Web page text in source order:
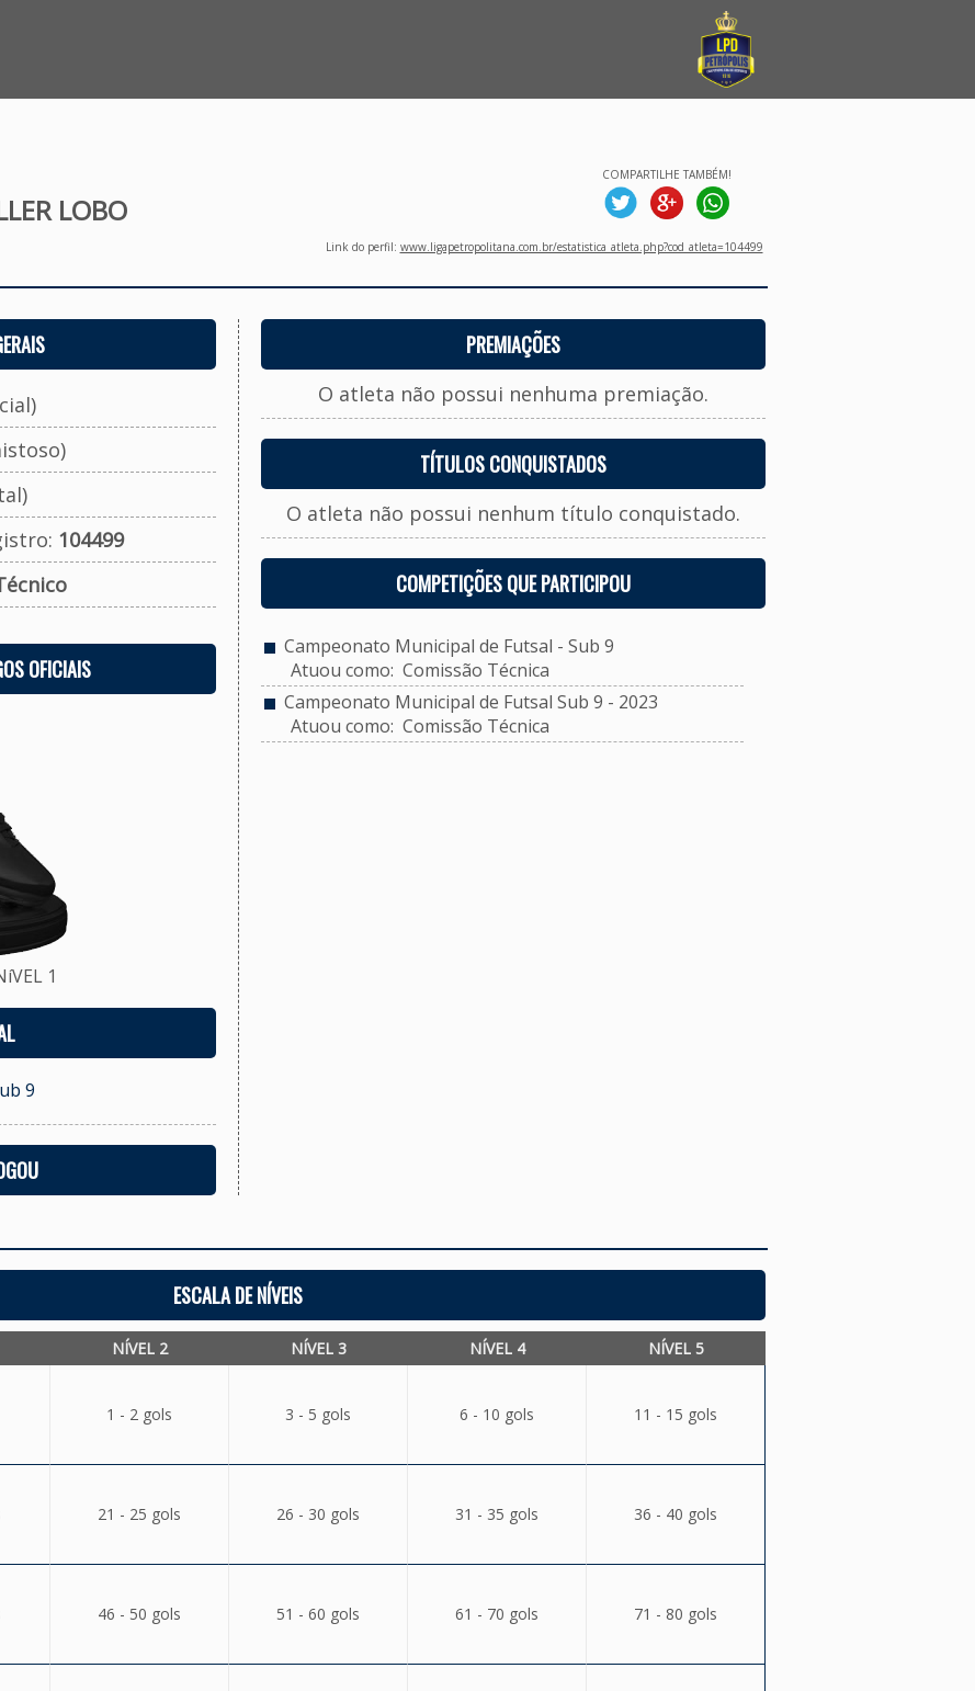
LOBO
COMPARTILHE TAMBÉM!
Link do perfil: www.ligapetropolitana.com.br/estatistica_atleta.php?cod_atleta=104499
104499
OFICIAIS
1
9
PREMIAÇÕES
O atleta não possui nenhuma premiação.
TÍTULOS CONQUISTADOS
O atleta não possui nenhum título conquistado.
COMPETIÇÕES QUE PARTICIPOU
Campeonato Municipal de Futsal - Sub 9
Atuou como: Comissão Técnica
Campeonato Municipal de Futsal Sub 9 - 2023
Atuou como: Comissão Técnica
ESCALA DE NÍVEIS
NÍVEL 2 NÍVEL 3 NÍVEL 4 NÍVEL 5
1 - 2 gols 3 - 5 gols 6 - 10 gols 11 - 15 gols
21 - 25 gols 26 - 30 gols 31 - 35 gols 36 - 40 gols
46 - 50 gols 51 - 60 gols 61 - 70 gols 71 - 80 gols